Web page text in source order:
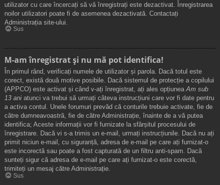
utilizator cu care încercați să vă înregistrați este dezactivat. Înregistrarea
noilor utilizatori poate fi de asemenea dezactivată. Contactați
Administrația site-ului.
Sus
M-am înregistrat și nu mă pot identifica!
În primul rând, verificați numele de utilizator și parola. Dacă totul este
corect, există două motive posibile. Dacă sistemul de protecție a copilului
(APPCO) este activat și când v-ați înregistrat, ați ales opțiuneaAm sub
13 ani atunci va trebui să urmați câteva instrucțiuni care vor fi date pentru
a activa contul. Unele forumuri prevăd că conturile trebuie activate, fie de
către dumneavoastră, fie de către Administrație, înainte de a vă putea
identifica; Aceste informații vor fi furnizate la sfârșitul procesului de
înregistrare. Dacă vi s-a trimis un e-mail, urmați instrucțiunile. Dacă nu ați
primit niciun e-mail, cu siguranță, adresa de e-mail pe care ați furnizat-o
este incorectă sau poate a fost capturată de un filtru anti-spam. Dacă
sunteți sigur că adresa de e-mail pe care ați furnizat-o este corectă,
trimiteți un mesaj către Administrație.
Sus